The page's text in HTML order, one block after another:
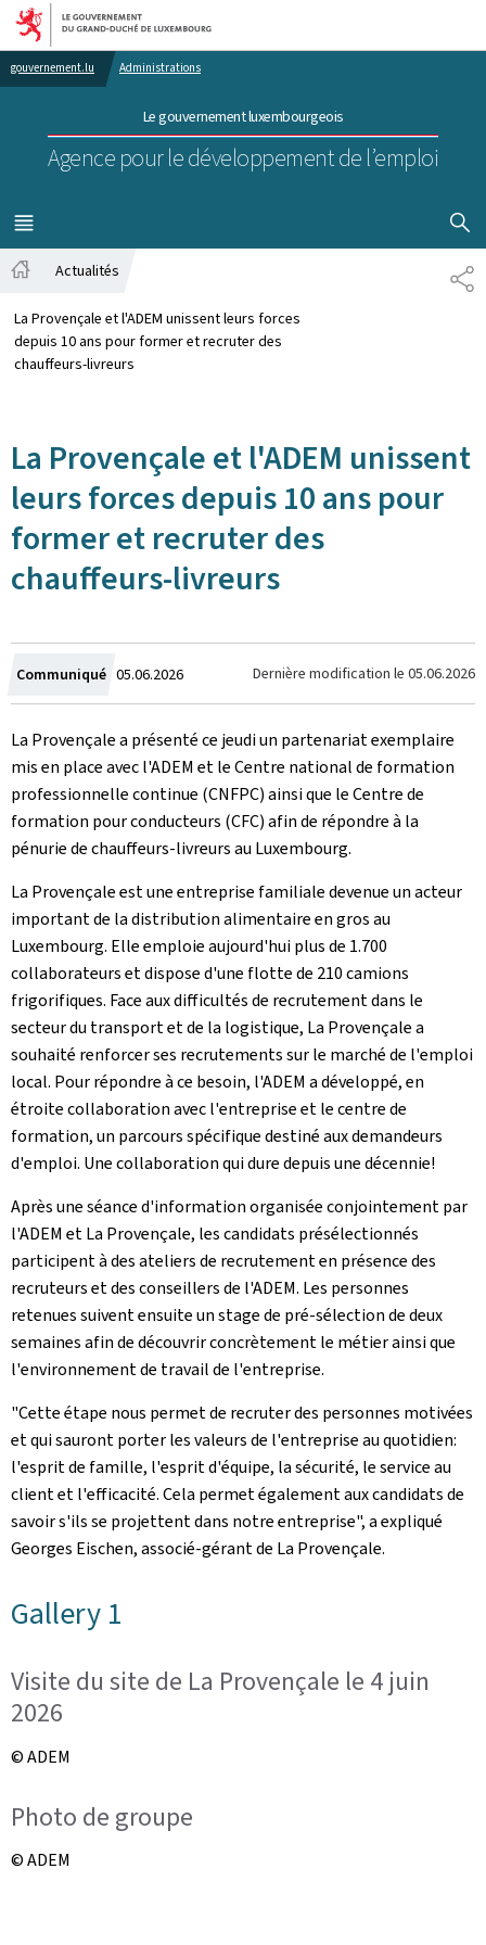
Aller au menu principal
Aller au contenu
gouvernement.lu Administrations
Le gouvernement luxembourgeois
Agence pour le développement de l’emploi
MENU
PRINCIPAL
Actualités
La Provençale et l'ADEM unissent leurs forces
depuis 10 ans pour former et recruter des
chauffeurs-livreurs
La Provençale et l'ADEM unissent
leurs forces depuis 10 ans pour
former et recruter des
chauffeurs-livreurs
Communiqué Crée
le
05.06.2026 Dernière modification le 05.06.2026
La Provençale a présenté ce jeudi un partenariat exemplaire
mis en place avec l'ADEM et le Centre national de formation
professionnelle continue (CNFPC) ainsi que le Centre de
formation pour conducteurs (CFC) afin de répondre à la
pénurie de chauffeurs-livreurs au Luxembourg.
La Provençale est une entreprise familiale devenue un acteur
important de la distribution alimentaire en gros au
Luxembourg. Elle emploie aujourd'hui plus de 1.700
collaborateurs et dispose d'une flotte de 210 camions
frigorifiques. Face aux difficultés de recrutement dans le
secteur du transport et de la logistique, La Provençale a
souhaité renforcer ses recrutements sur le marché de l'emploi
local. Pour répondre à ce besoin, l'ADEM a développé, en
étroite collaboration avec l'entreprise et le centre de
formation, un parcours spécifique destiné aux demandeurs
d'emploi. Une collaboration qui dure depuis une décennie!
Après une séance d'information organisée conjointement par
l'ADEM et La Provençale, les candidats présélectionnés
participent à des ateliers de recrutement en présence des
recruteurs et des conseillers de l'ADEM. Les personnes
retenues suivent ensuite un stage de pré-sélection de deux
semaines afin de découvrir concrètement le métier ainsi que
l'environnement de travail de l'entreprise.
"Cette étape nous permet de recruter des personnes motivées
et qui sauront porter les valeurs de l'entreprise au quotidien:
l'esprit de famille, l'esprit d'équipe, la sécurité, le service au
client et l'efficacité. Cela permet également aux candidats de
savoir s'ils se projettent dans notre entreprise", a expliqué
Georges Eischen, associé-gérant de La Provençale.
Gallery 1
Visite du site de La Provençale le 4 juin
2026
© ADEM
Photo de groupe
© ADEM